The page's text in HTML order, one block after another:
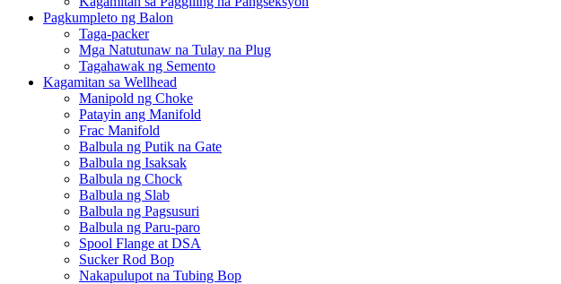
Pagkumpleto ng Balon
Taga-packer
Mga Natutunaw na Tulay na Plug
Tagahawak ng Semento
Kagamitan sa Wellhead
Manipold ng Choke
Patayin ang Manifold
Frac Manifold
Balbula ng Putik na Gate
Balbula ng Isaksak
Balbula ng Chock
Balbula ng Slab
Balbula ng Pagsusuri
Balbula ng Paru-paro
Spool Flange at DSA
Sucker Rod Bop
Nakapulupot na Tubing Bop